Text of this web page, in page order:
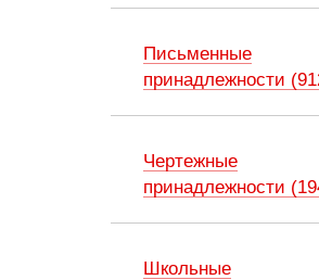
Письменные
принадлежности
Чертежные
принадлежности
Школьные